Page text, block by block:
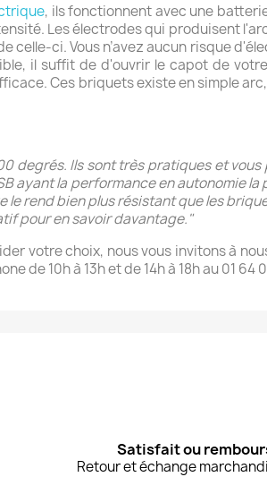
, ils fonctionnent avec une
Les électrodes qui produisent
celle-ci. Vous n’avez aucun risque
il suffit de d'ouvrir le capot de
Ces briquets existe en simple
degrés. Ils sont très pratiques et
ayant la performance en autonomie la
le rend bien plus résistant que les
pour en savoir davantage."
votre choix, nous vous invitons à
10h à 13h et de 14h à 18h au 01 64
Satisfait ou
Retour et échange